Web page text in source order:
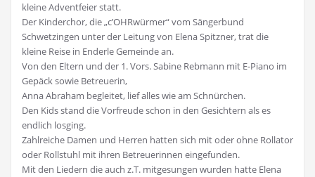
kleine Adventfeier statt.
Der Kinderchor, die „c’OHRwürmer“ vom Sängerbund
Schwetzingen unter der Leitung von Elena Spitzner, trat die
kleine Reise in Enderle Gemeinde an.
Von den Eltern und der 1. Vors. Sabine Rebmann mit E-Piano im
Gepäck sowie Betreuerin,
Anna Abraham begleitet, lief alles wie am Schnürchen.
Den Kids stand die Vorfreude schon in den Gesichtern als es
endlich losging.
Zahlreiche Damen und Herren hatten sich mit oder ohne Rollator
oder Rollstuhl mit ihren Betreuerinnen eingefunden.
Mit den Liedern die auch z.T. mitgesungen wurden hatte Elena